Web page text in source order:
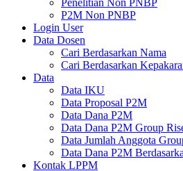
Penelitian Non PNBP
P2M Non PNBP
Login User
Data Dosen
Cari Berdasarkan Nama
Cari Berdasarkan
Data
Data IKU
Data Proposal P2M
Data Dana P2M
Data Dana P2M Group
Data Jumlah Anggota
Data Dana P2M
Kontak LPPM